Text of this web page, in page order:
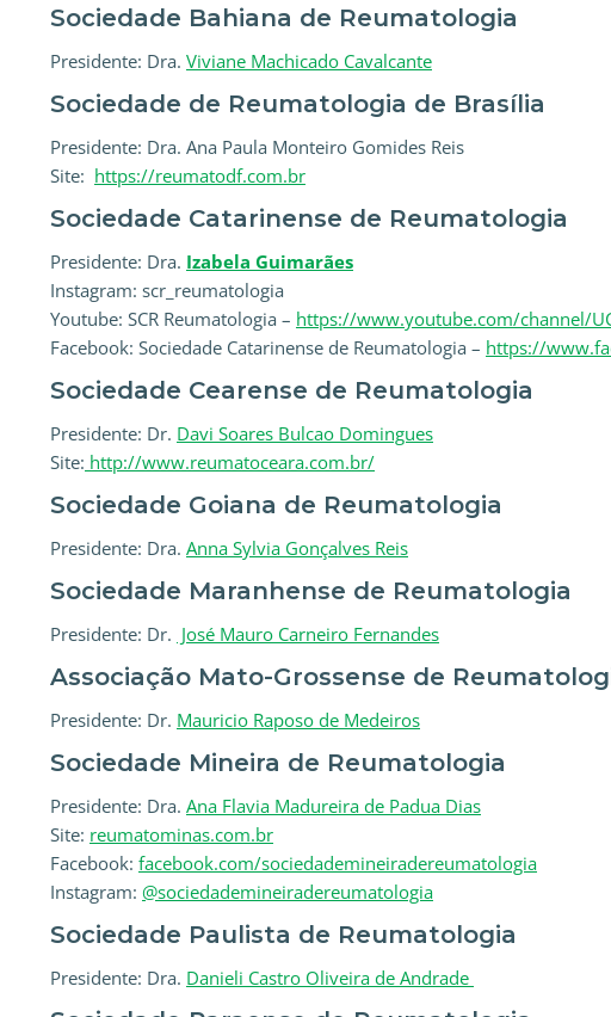
Sociedade Bahiana de Reumatologia
Presidente: Dra. Viviane Machicado Cavalcante
Sociedade de Reumatologia de Brasília
Presidente: Dra. Ana Paula Monteiro Gomides Reis
Site: https://reumatodf.com.br
Sociedade Catarinense de Reumatologia
Presidente: Dra. Izabela Guimarães
Instagram: scr_reumatologia
Youtube: SCR Reumatologia – https://www.youtube.com/channel/
Facebook: Sociedade Catarinense de Reumatologia – https://
Sociedade Cearense de Reumatologia
Presidente: Dr. Davi Soares Bulcao Domingues
Site: http://www.reumatoceara.com.br/
Sociedade Goiana de Reumatologia
Presidente: Dra. Anna Sylvia Gonçalves Reis
Sociedade Maranhense de Reumatologia
Presidente: Dr. José Mauro Carneiro Fernandes
Associação Mato-Grossense de
Presidente: Dr. Mauricio Raposo de Medeiros
Sociedade Mineira de Reumatologia
Presidente: Dra. Ana Flavia Madureira de Padua Dias
Site: reumatominas.com.br
Facebook: facebook.com/sociedademineiradereumatologia
Instagram: @sociedademineiradereumatologia
Sociedade Paulista de Reumatologia
Presidente: Dra. Danieli Castro Oliveira de Andrade